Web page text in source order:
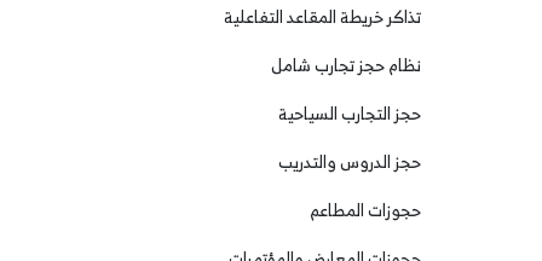
تذاكر خريطة المقاعد التفاعلية
نظام حجز تجارب شامل
حجز التجارب السياحية
حجز الدروس والتدريب
حجوزات المطاعم